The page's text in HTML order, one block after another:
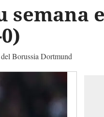
semana
Borussia Dortmund